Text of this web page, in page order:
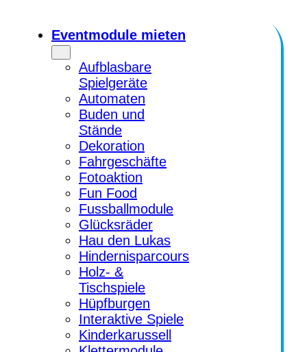
Eventmodule mieten
Aufblasbare
Spielgeräte
Automaten
Buden und
Stände
Dekoration
Fahrgeschäfte
Fotoaktion
Fun Food
Fussballmodule
Glücksräder
Hau den Lukas
Hindernisparcours
Holz- &
Tischspiele
Hüpfburgen
Interaktive Spiele
Kinderkarussell